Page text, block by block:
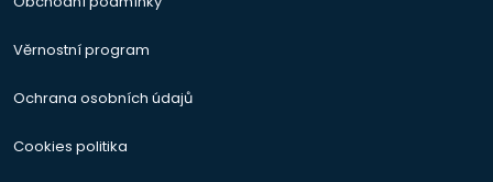
Věrnostní program
Ochrana osobních údajů
Cookies politika